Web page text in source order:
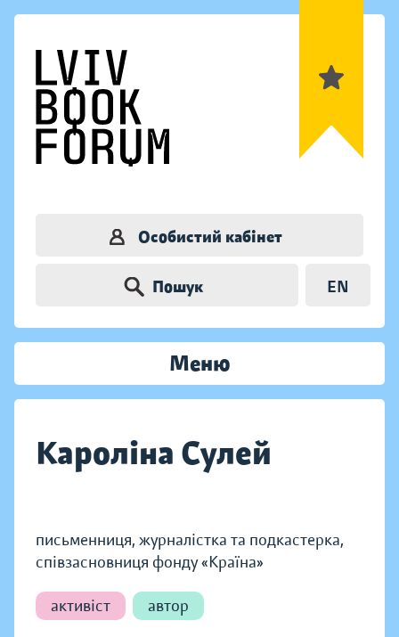
Особистий кабінет
Пошук EN
Меню
Кароліна Сулей
письменниця, журналістка та подкастерка,
співзасновниця фонду «Країна»
активіст автор